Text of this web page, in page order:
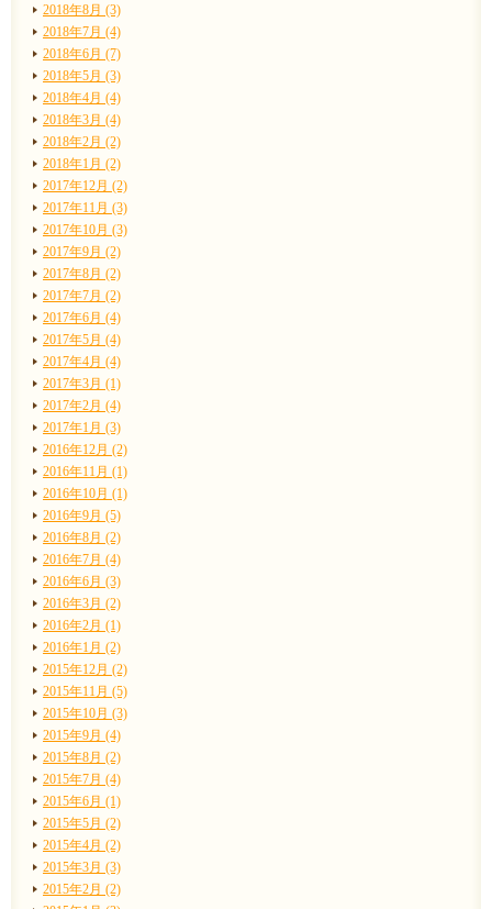
2018年8月 (3)
2018年7月 (4)
2018年6月 (7)
2018年5月 (3)
2018年4月 (4)
2018年3月 (4)
2018年2月 (2)
2018年1月 (2)
2017年12月 (2)
2017年11月 (3)
2017年10月 (3)
2017年9月 (2)
2017年8月 (2)
2017年7月 (2)
2017年6月 (4)
2017年5月 (4)
2017年4月 (4)
2017年3月 (1)
2017年2月 (4)
2017年1月 (3)
2016年12月 (2)
2016年11月 (1)
2016年10月 (1)
2016年9月 (5)
2016年8月 (2)
2016年7月 (4)
2016年6月 (3)
2016年3月 (2)
2016年2月 (1)
2016年1月 (2)
2015年12月 (2)
2015年11月 (5)
2015年10月 (3)
2015年9月 (4)
2015年8月 (2)
2015年7月 (4)
2015年6月 (1)
2015年5月 (2)
2015年4月 (2)
2015年3月 (3)
2015年2月 (2)